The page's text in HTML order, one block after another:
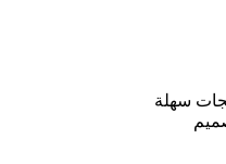
سهلة